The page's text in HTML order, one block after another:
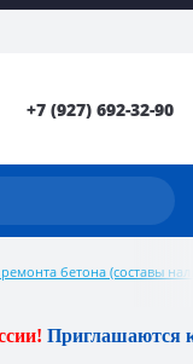
+7 (927) 692-32-90
бетона (составы
к